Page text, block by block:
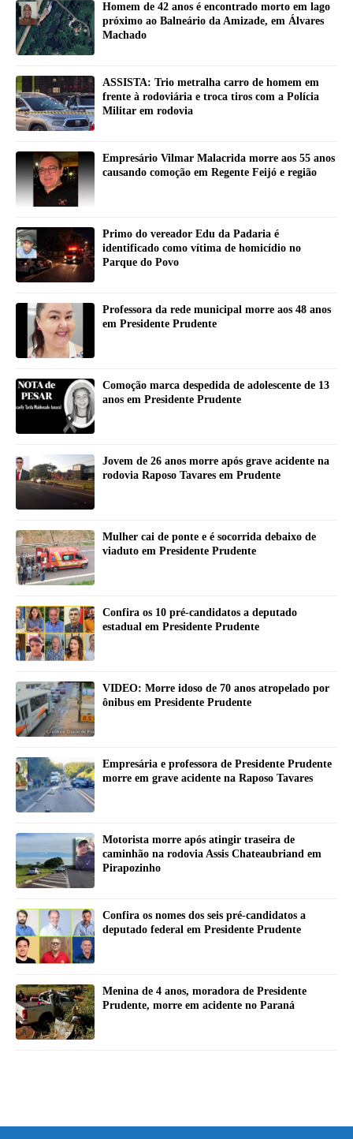
Homem de 42 anos é encontrado morto em lago
próximo ao Balneário da Amizade, em Álvares
Machado
ASSISTA: Trio metralha carro de homem em
frente à rodoviária e troca tiros com a Polícia
Militar em rodovia
Empresário Vilmar Malacrida morre aos 55 anos
causando comoção em Regente Feijó e região
Primo do vereador Edu da Padaria é
identificado como vítima de homicídio no
Parque do Povo
Professora da rede municipal morre aos 48 anos
em Presidente Prudente
Comoção marca despedida de adolescente de 13
anos em Presidente Prudente
Jovem de 26 anos morre após grave acidente na
rodovia Raposo Tavares em Prudente
Mulher cai de ponte e é socorrida debaixo de
viaduto em Presidente Prudente
Confira os 10 pré-candidatos a deputado
estadual em Presidente Prudente
VIDEO: Morre idoso de 70 anos atropelado por
ônibus em Presidente Prudente
Empresária e professora de Presidente Prudente
morre em grave acidente na Raposo Tavares
Motorista morre após atingir traseira de
caminhão na rodovia Assis Chateaubriand em
Pirapozinho
Confira os nomes dos seis pré-candidatos a
deputado federal em Presidente Prudente
Menina de 4 anos, moradora de Presidente
Prudente, morre em acidente no Paraná